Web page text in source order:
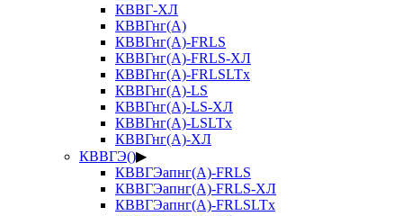
КВВГ-ХЛ
КВВГнг(А)
КВВГнг(А)-FRLS
КВВГнг(А)-FRLS-ХЛ
КВВГнг(А)-FRLSLTx
КВВГнг(А)-LS
КВВГнг(А)-LS-ХЛ
КВВГнг(А)-LSLTx
КВВГнг(А)-ХЛ
КВВГЭ()▶
КВВГЭапнг(А)-FRLS
КВВГЭапнг(А)-FRLS-ХЛ
КВВГЭапнг(А)-FRLSLTx